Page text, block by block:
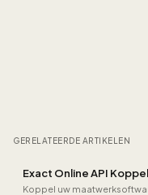
GERELATEERDE ARTIKELEN
Exact Online API
Koppel uw